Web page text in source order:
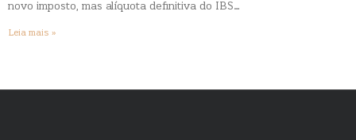
novo imposto, mas alíquota definitiva do IBS…
Leia mais »